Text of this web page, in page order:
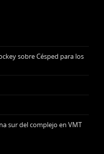
sobre Césped para los
sur del complejo en VMT